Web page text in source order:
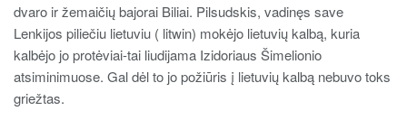
dvaro ir žemaičių bajorai Biliai. Pilsudskis, vadinęs save
Lenkijos piliečiu lietuviu ( litwin) mokėjo lietuvių kalbą, kuria
kalbėjo jo protėviai-tai liudijama Izidoriaus Šimelionio
atsiminimuose. Gal dėl to jo požiūris į lietuvių kalbą nebuvo toks
griežtas.